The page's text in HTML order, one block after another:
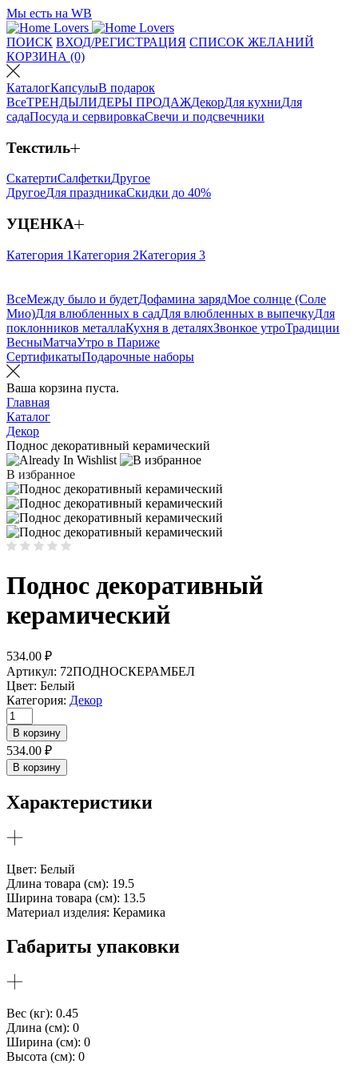
Мы есть на WB
ПОИСК ВХОД/РЕГИСТРАЦИЯ СПИСОК ЖЕЛАНИЙ
КОРЗИНА (0)
КаталогКапсулыВ подарок
ВсеТРЕНДЫЛИДЕРЫ ПРОДАЖДекорДля кухниДля
садаПосуда и сервировкаСвечи и подсвечники
Текстиль
СкатертиСалфеткиДругое
ДругоеДля праздникаСкидки до 40%
УЦЕНКА
Категория 1Категория 2Категория 3
ВсеМежду было и будетДофамина зарядМое солнце (Соле
Мио)Для влюбленных в садДля влюбленных в выпечкуДля
поклонников металлаКухня в деталяхЗвонкое утроТрадиции
ВесныМатчаУтро в Париже
СертификатыПодарочные наборы
Ваша корзина пуста.
Главная
Каталог
Декор
Поднос декоративный керамический
В избранное
Поднос декоративный
керамический
534.00 ₽
Артикул: 72ПОДНОСКЕРАМБЕЛ
Цвет: Белый
Категория: Декор
Количество
товара
Поднос
декоративный
керамический
В корзину
534.00 ₽
В корзину
Характеристики
Цвет: Белый
Длина товара (см): 19.5
Ширина товара (см): 13.5
Материал изделия: Керамика
Габариты упаковки
Вес (кг): 0.45
Длина (см): 0
Ширина (см): 0
Высота (см): 0